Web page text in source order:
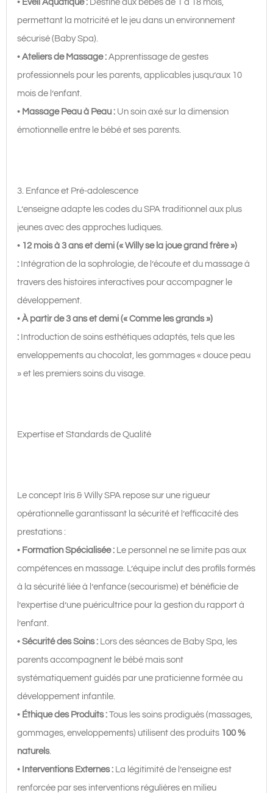
• Éveil Aquatique : Destiné aux bébés de 1 à 18 mois,
permettant la motricité et le jeu dans un environnement
sécurisé (Baby Spa).
•Ateliers de Massage : Apprentissage de gestes
professionnels pour les parents, applicables jusqu’aux 10
mois de l’enfant.
• Massage Peau à Peau : Un soin axé sur la dimension
émotionnelle entre le bébé et ses parents.
3. Enfance et Pré-adolescence
L’enseigne adapte les codes du SPA traditionnel aux plus
jeunes avec des approches ludiques.
• 12 mois à 3 ans et demi (« Willy se la joue grand frère »)
: Intégration de la sophrologie, de l’écoute et du massage à
travers des histoires interactives pour accompagner le
développement.
•À partir de 3 ans et demi (« Comme les grands »)
: Introduction de soins esthétiques adaptés, tels que les
enveloppements au chocolat, les gommages « douce peau
» et les premiers soins du visage.
Expertise et Standards de Qualité
Le concept Iris & Willy SPA repose sur une rigueur
opérationnelle garantissant la sécurité et l’efficacité des
prestations :
• Formation Spécialisée : Le personnel ne se limite pas aux
compétences en massage. L’équipe inclut des profils formés
à la sécurité liée à l’enfance (secourisme) et bénéficie de
l’expertise d’une puéricultrice pour la gestion du rapport à
l’enfant.
•Sécurité des Soins : Lors des séances de Baby Spa, les
parents accompagnent le bébé mais sont
systématiquement guidés par une praticienne formée au
développement infantile.
• Éthique des Produits : Tous les soins prodigués (massages,
gommages, enveloppements) utilisent des produits 100 %
naturels.
• Interventions Externes : La légitimité de l’enseigne est
renforcée par ses interventions régulières en milieu